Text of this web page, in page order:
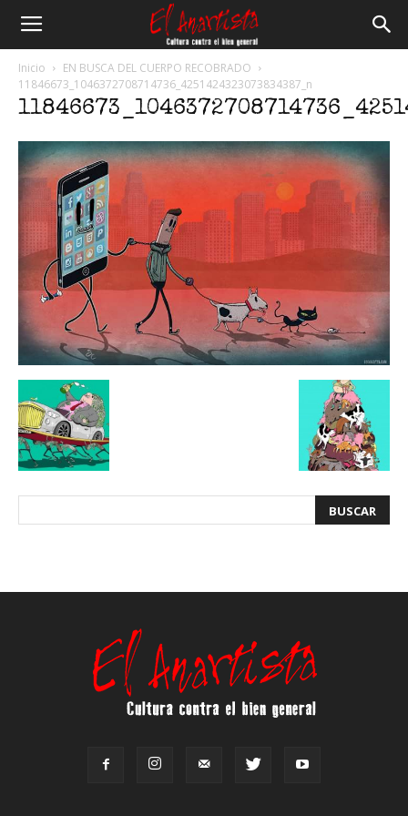
Anartista
Inicio
EN BUSCA DEL CUERPO RECOBRADO
11846673_1046372708714736_4251424323073834387_n